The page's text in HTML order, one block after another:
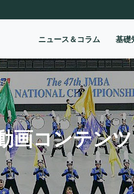
ニュース＆コラム 基礎
画コンテンツ